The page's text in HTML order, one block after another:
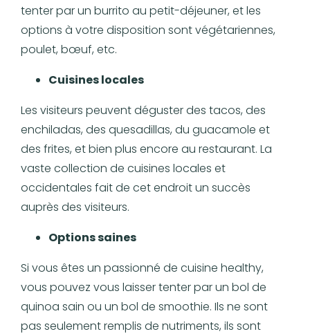
tenter par un burrito au petit-déjeuner, et les
options à votre disposition sont végétariennes,
poulet, bœuf, etc.
Cuisines locales
Les visiteurs peuvent déguster des tacos, des
enchiladas, des quesadillas, du guacamole et
des frites, et bien plus encore au restaurant. La
vaste collection de cuisines locales et
occidentales fait de cet endroit un succès
auprès des visiteurs.
Options saines
Si vous êtes un passionné de cuisine healthy,
vous pouvez vous laisser tenter par un bol de
quinoa sain ou un bol de smoothie. Ils ne sont
pas seulement remplis de nutriments, ils sont